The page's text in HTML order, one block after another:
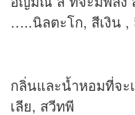
…..นิลตะโก, สีเงิน ,
กลิ่นและน้ำหอมที่จ
เลีย, สวีทพี